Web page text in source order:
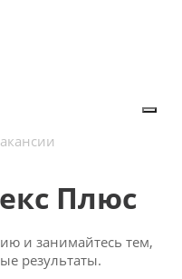
Плюс
и занимайтесь тем,
результаты.